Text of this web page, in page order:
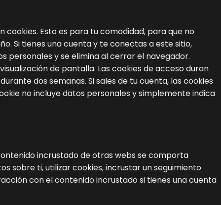
Esto es para tu comodidad, para que no
Si tienes una cuenta y te conectas a este sitio,
personales y se elimina al cerrar el navegador.
de pantalla. Las cookies de acceso duran
dos semanas. Si sales de tu cuenta, las cookies
no incluye datos personales y simplemente indica
incrustado de otras webs se comporta
sobre ti, utilizar cookies, incrustar un seguimiento
con el contenido incrustado si tienes una cuenta